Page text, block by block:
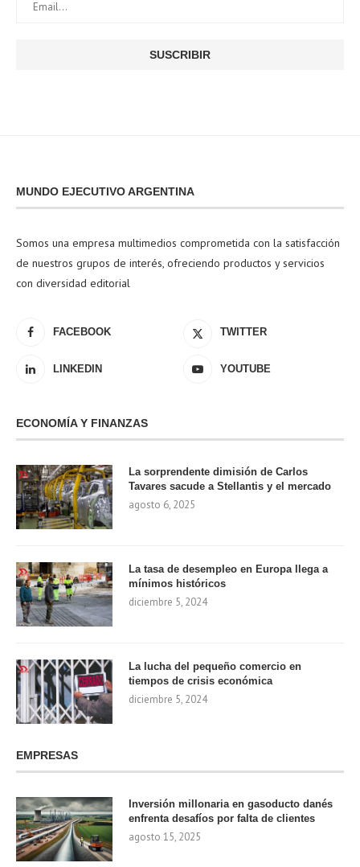
MUNDO EJECUTIVO ARGENTINA
Somos una empresa multimedios comprometida con la satisfacción
de nuestros grupos de interés, ofreciendo productos y servicios
con diversidad editorial
FACEBOOK TWITTER
LINKEDIN YOUTUBE
ECONOMÍA Y FINANZAS
La sorprendente dimisión de Carlos
Tavares sacude a Stellantis y el mercado
agosto 6, 2025
La tasa de desempleo en Europa llega a
mínimos históricos
diciembre 5, 2024
La lucha del pequeño comercio en
tiempos de crisis económica
diciembre 5, 2024
EMPRESAS
Inversión millonaria en gasoducto danés
enfrenta desafíos por falta de clientes
agosto 15, 2025